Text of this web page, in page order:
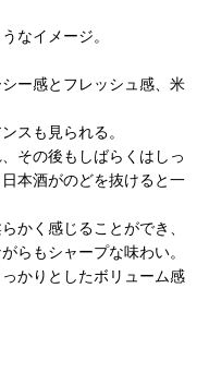
なイメージ。
ー感とフレッシュ感、米
スも見られる。
その後もしばらくはしっ
本酒がのどを抜けると一
かく感じることができ、
らもシャープな味わい。
かりとしたボリューム感